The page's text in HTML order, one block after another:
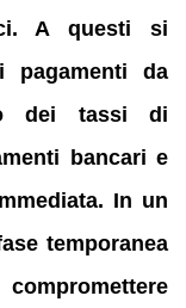
A questi si
pagamenti da
dei tassi di
bancari e
In un
temporanea